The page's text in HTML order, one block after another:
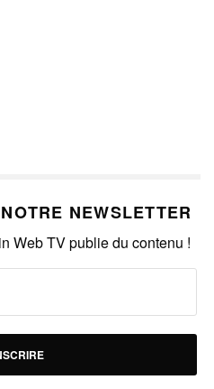
NEWSLETTER
Web TV publie du contenu !